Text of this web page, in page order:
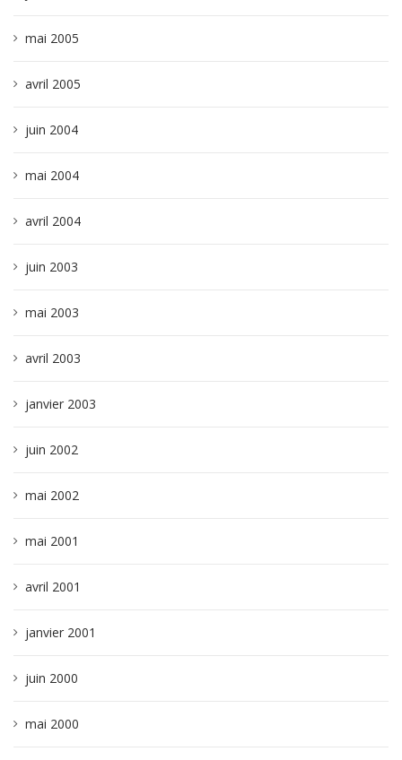
mai 2005
avril 2005
juin 2004
mai 2004
avril 2004
juin 2003
mai 2003
avril 2003
janvier 2003
juin 2002
mai 2002
mai 2001
avril 2001
janvier 2001
juin 2000
mai 2000